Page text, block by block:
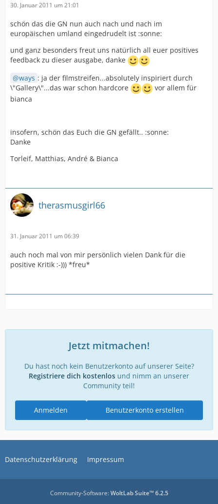
30. Januar 2011 um 21:01
schön das die GN nun auch nach und nach im
europäischen umland eingedrudelt ist :sonne:
und ganz besonders freut uns natürlich all euer positives
feedback zu dieser ausgabe, danke
ways : ja der filmstreifen...absolutely inspiriert durch
\"Gallery\"...das war schon hardcore
vor allem für
bianca
insofern, schön das Euch die GN gefällt.. :sonne:
Danke
Torleif, Matthias, André & Bianca
therasmusgirl66
31. Januar 2011 um 06:39
auch noch mal von mir persönlich vielen Dank für die
positive Kritik :-))) *freu*
Jetzt mitmachen!
Du hast noch kein Benutzerkonto auf unserer Seite?
Registriere dich kostenlos und nimm an unserer
Community teil!
Benutzerkonto erstellen
Anmelden
Datenschutzerklärung Impressum
Community-Software:WoltLab Suite™ 6.2.5